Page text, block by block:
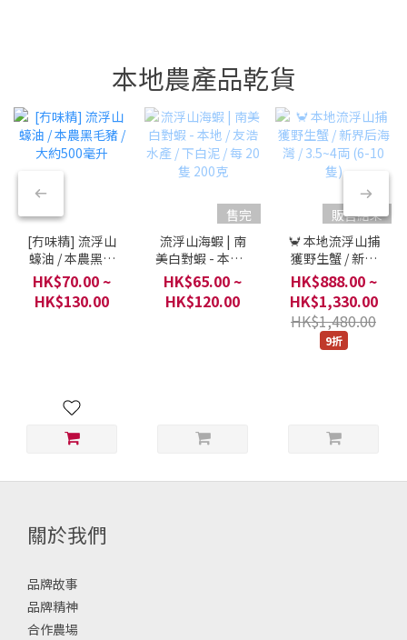
本地農產品乾貨
[冇味精] 流浮山
蠔油 / 本農黑毛
豬 / 大約500毫升
HK$70.00 ~
HK$130.00
售完
流浮山海蝦 | 南
美白對蝦 - 本地 /
友浩水產 / 下白
泥 / 每 20 隻 200
克
HK$65.00 ~
HK$120.00
販售結束
🦀 本地流浮山捕
獲野生蟹 / 新界
后海灣 / 3.5~4両
(6-10隻)
HK$888.00 ~
HK$1,330.00
HK$1,480.00
9折
關於我們
品牌故事
品牌精神
合作農場